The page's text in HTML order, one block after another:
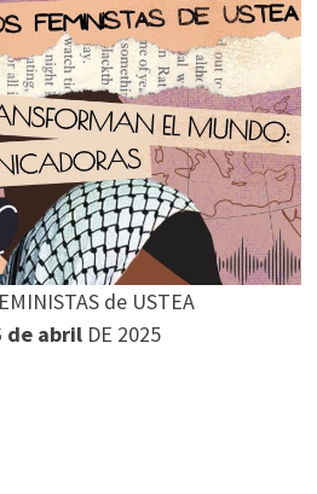
de USTEA
de abrilDE 2025